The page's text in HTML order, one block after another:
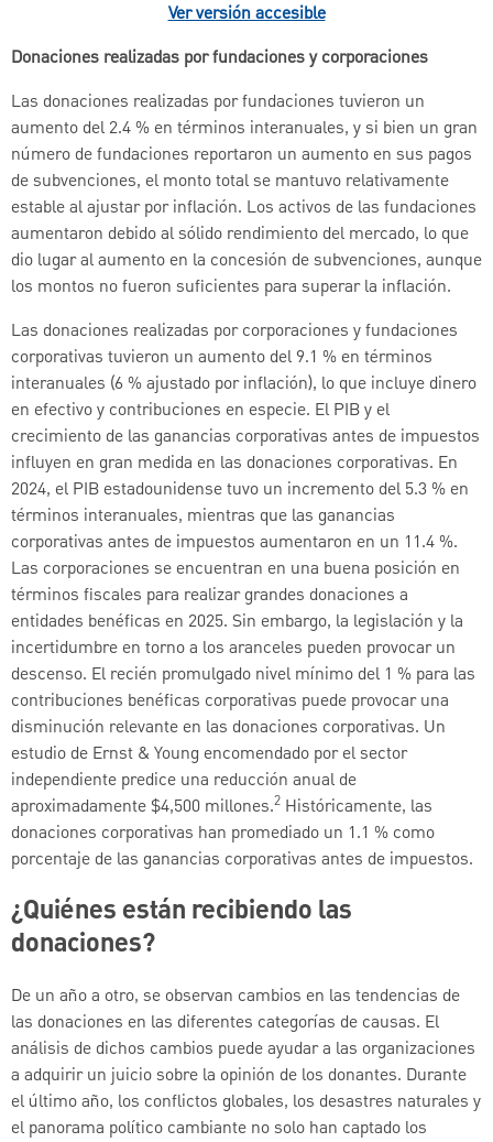
Ver versión accesible
Donaciones realizadas por fundaciones y corporaciones
Las donaciones realizadas por fundaciones tuvieron un
aumento del 2.4 % en términos interanuales, y si bien un gran
número de fundaciones reportaron un aumento en sus pagos
de subvenciones, el monto total se mantuvo relativamente
estable al ajustar por inflación. Los activos de las fundaciones
aumentaron debido al sólido rendimiento del mercado, lo que
dio lugar al aumento en la concesión de subvenciones, aunque
los montos no fueron suficientes para superar la inflación.
Las donaciones realizadas por corporaciones y fundaciones
corporativas tuvieron un aumento del 9.1 % en términos
interanuales (6 % ajustado por inflación), lo que incluye dinero
en efectivo y contribuciones en especie. El PIB y el
crecimiento de las ganancias corporativas antes de impuestos
influyen en gran medida en las donaciones corporativas. En
2024, el PIB estadounidense tuvo un incremento del 5.3 % en
términos interanuales, mientras que las ganancias
corporativas antes de impuestos aumentaron en un 11.4 %.
Las corporaciones se encuentran en una buena posición en
términos fiscales para realizar grandes donaciones a
entidades benéficas en 2025. Sin embargo, la legislación y la
incertidumbre en torno a los aranceles pueden provocar un
descenso. El recién promulgado nivel mínimo del 1 % para las
contribuciones benéficas corporativas puede provocar una
disminución relevante en las donaciones corporativas. Un
estudio de Ernst & Young encomendado por el sector
independiente predice una reducción anual de
aproximadamente $4,500 millones.2 Históricamente, las
donaciones corporativas han promediado un 1.1 % como
porcentaje de las ganancias corporativas antes de impuestos.
¿Quiénes están recibiendo las
donaciones?
De un año a otro, se observan cambios en las tendencias de
las donaciones en las diferentes categorías de causas. El
análisis de dichos cambios puede ayudar a las organizaciones
a adquirir un juicio sobre la opinión de los donantes. Durante
el último año, los conflictos globales, los desastres naturales y
el panorama político cambiante no solo han captado los